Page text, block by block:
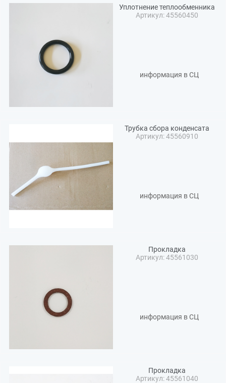
Уплотнение теплообменника
Артикул: 45560450
информация в СЦ
Трубка сбора конденсата
Артикул: 45560910
информация в СЦ
Прокладка
Артикул: 45561030
информация в СЦ
Прокладка
Артикул: 45561040